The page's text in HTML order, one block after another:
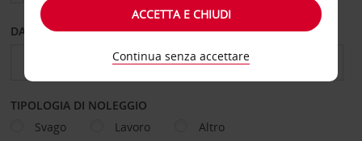
DAL GIORNO AL GIORNO
TIPOLOGIA DI NOLEGGIO
Svago
Lavoro Altro
ACCETTA E CHIUDI
Continua senza accettare